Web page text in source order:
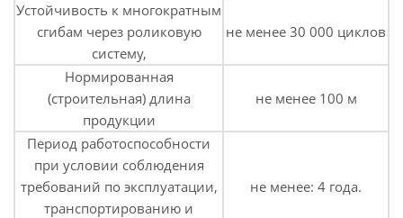
Устойчивость к многократным
сгибам через роликовую
систему,
не менее 30 000 циклов
Нормированная
(строительная) длина
продукции
не менее 100 м
Период работоспособности
при условии соблюдения
требований по эксплуатации,
транспортированию и
не менее: 4 года.